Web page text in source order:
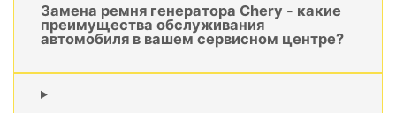
Замена ремня генератора Chery - какие
преимущества обслуживания
автомобиля в вашем сервисном центре?